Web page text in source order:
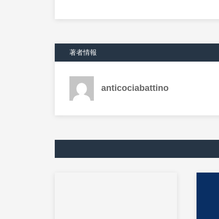
著者情報
anticociabattino